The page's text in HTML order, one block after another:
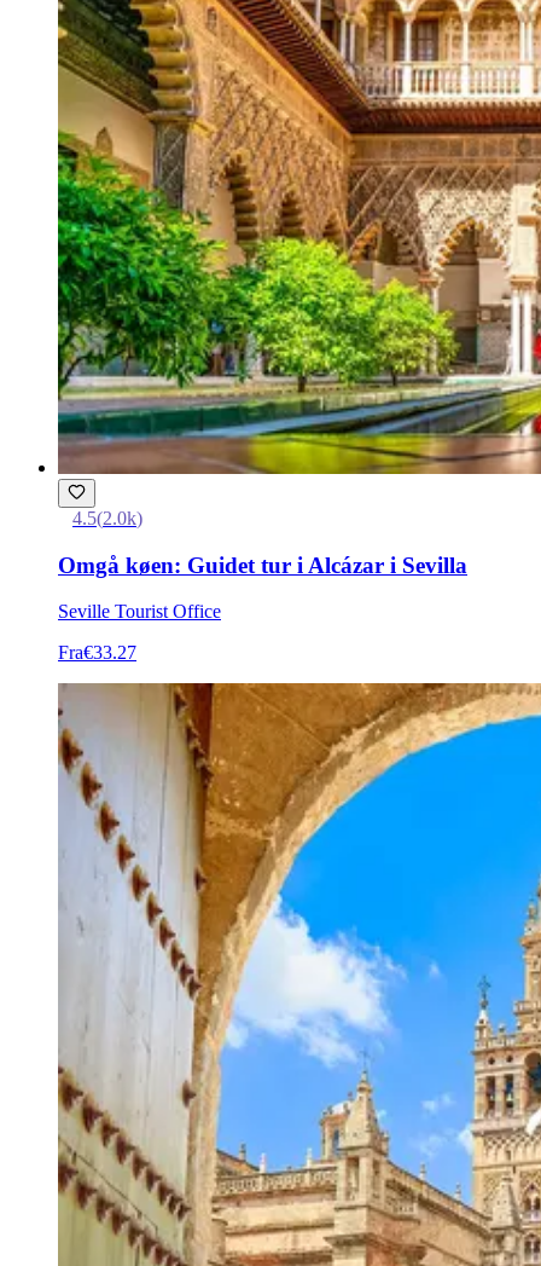
4.5(2.0k)
Omgå køen: Guidet tur i Alcázar i Sevilla
Seville Tourist Office
Fra€33.27